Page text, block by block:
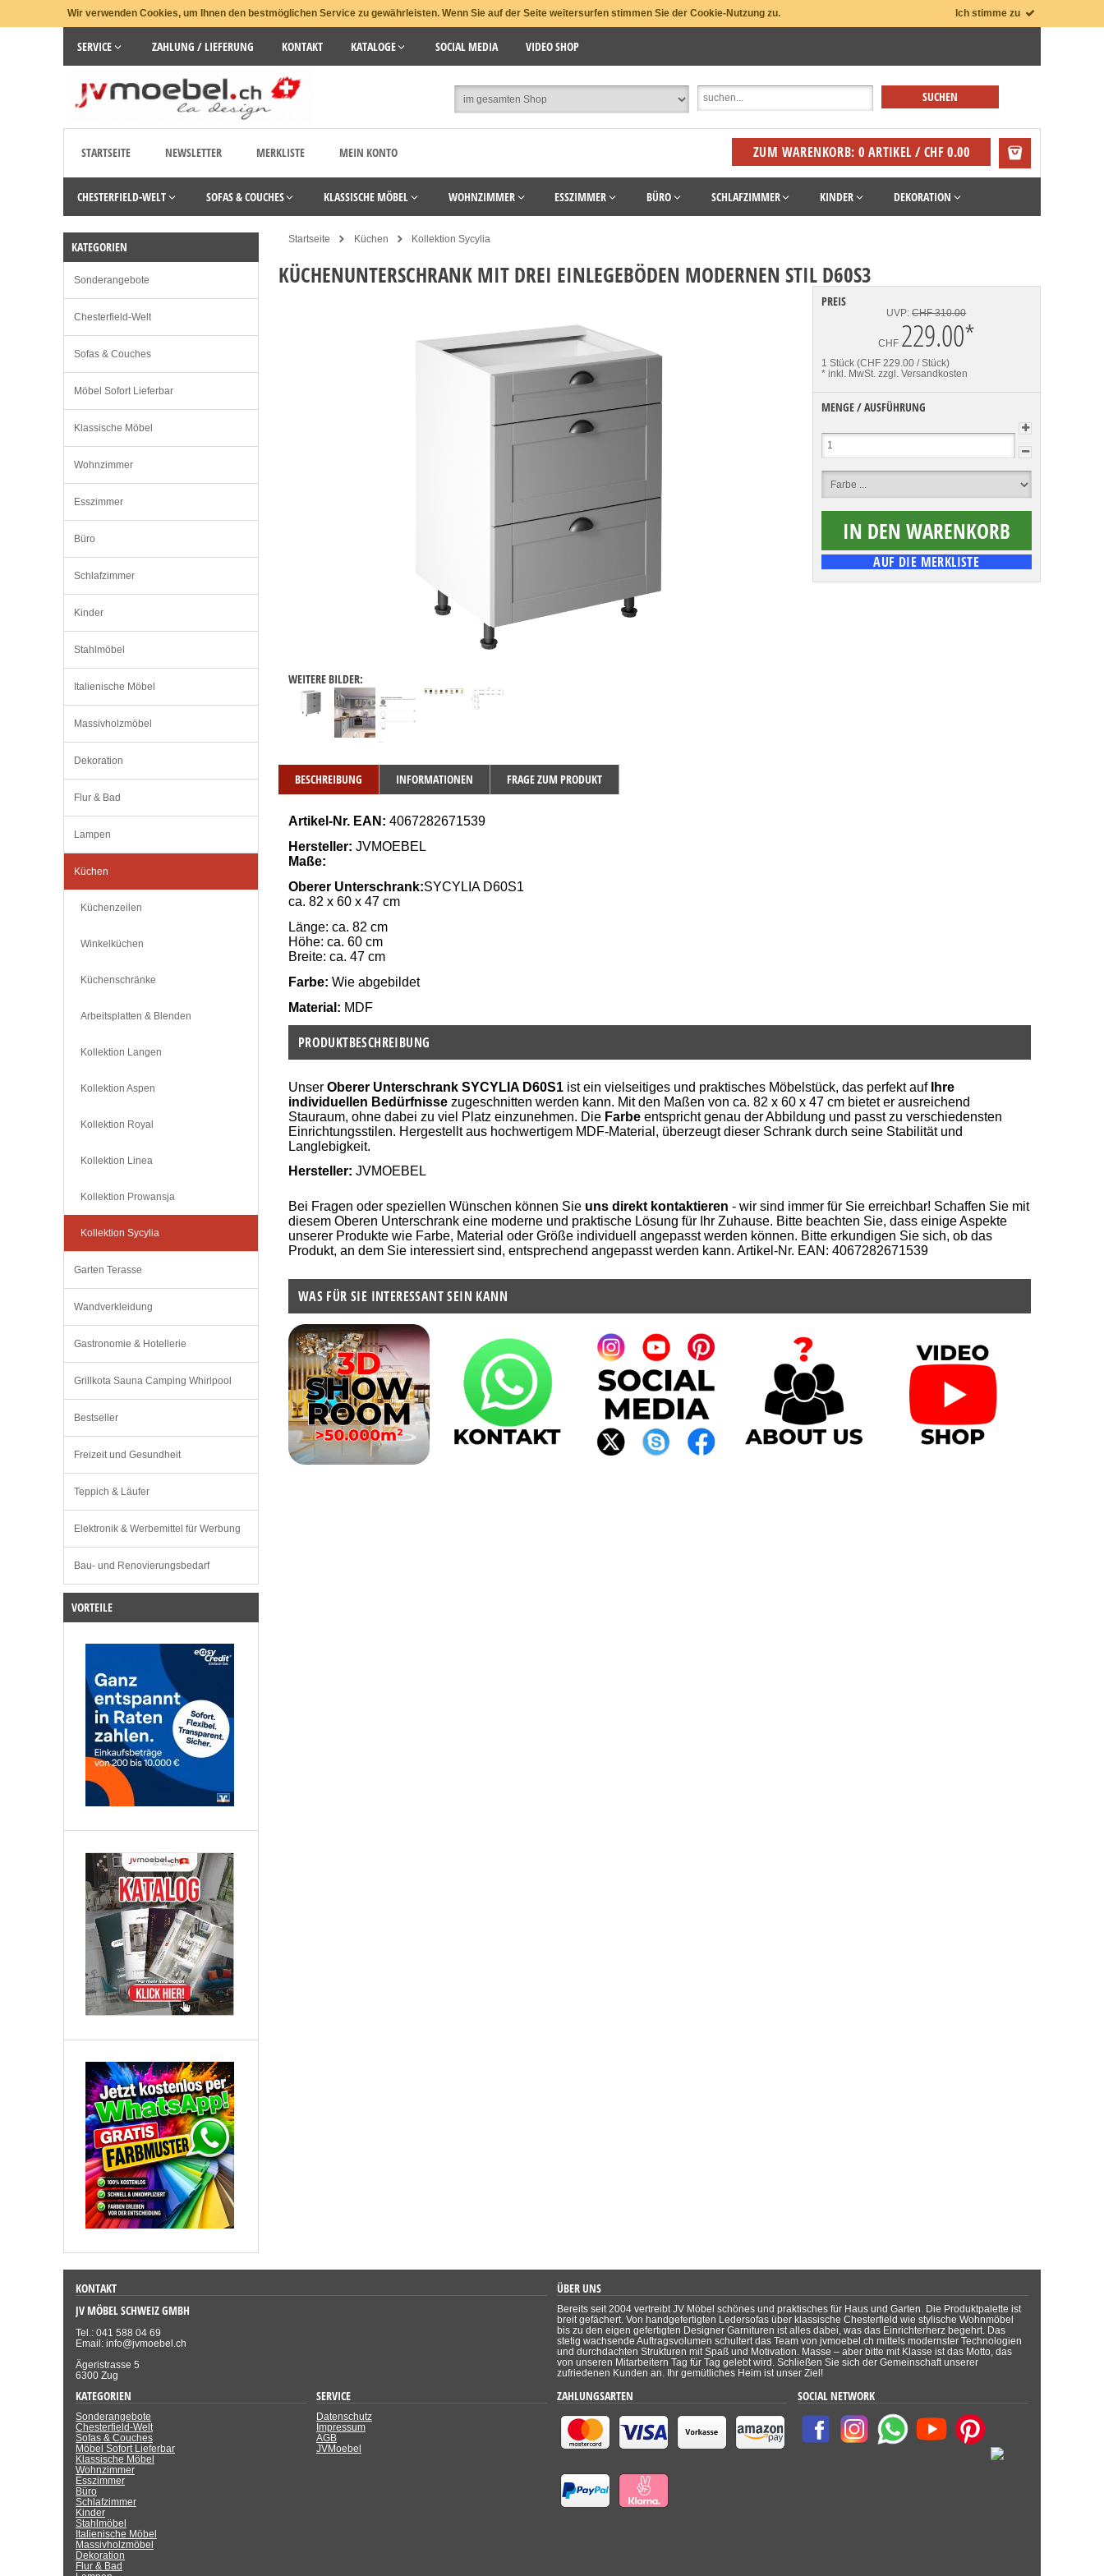
Wir verwenden Cookies, um Ihnen den bestmöglichen Service zu gewährleisten. Wenn Sie auf der Seite weitersurfen stimmen Sie der Cookie-Nutzung zu. Ich stimme zu
SERVICE ZAHLUNG / LIEFERUNG KONTAKT KATALOGE SOCIAL MEDIA VIDEO SHOP
STARTSEITE NEWSLETTER MERKLISTE MEIN KONTO ZUM WARENKORB: 0 ARTIKEL / CHF 0.00
CHESTERFIELD-WELT SOFAS & COUCHES KLASSISCHE MÖBEL WOHNZIMMER ESSZIMMER BÜRO SCHLAFZIMMER KINDER DEKORATION
Startseite Küchen Kollektion Sycylia
KÜCHENUNTERSCHRANK MIT DREI EINLEGEBÖDEN MODERNEN STIL D60S3
WEITERE BILDER:
PREIS
UVP:CHF 310.00
CHF 229.00*
1 Stück (CHF 229.00 / Stück)
* inkl. MwSt. zzgl. Versandkosten
MENGE / AUSFÜHRUNG
BESCHREIBUNG INFORMATIONEN FRAGE ZUM PRODUKT
Artikel-Nr. EAN: 4067282671539
Hersteller: JVMOEBEL
Maße:
Oberer Unterschrank:SYCYLIA D60S1
ca. 82 x 60 x 47 cm
Länge: ca. 82 cm
Höhe: ca. 60 cm
Breite: ca. 47 cm
Farbe: Wie abgebildet
Material: MDF
PRODUKTBESCHREIBUNG
Unser Oberer Unterschrank SYCYLIA D60S1ist ein vielseitiges und praktisches Möbelstück, das perfekt auf Ihre
individuellen Bedürfnissezugeschnitten werden kann. Mit den Maßen von ca. 82 x 60 x 47 cm bietet er ausreichend
Stauraum, ohne dabei zu viel Platz einzunehmen. Die Farbeentspricht genau der Abbildung und passt zu verschiedensten
Einrichtungsstilen. Hergestellt aus hochwertigem MDF-Material, überzeugt dieser Schrank durch seine Stabilität und
Langlebigkeit.
Hersteller: JVMOEBEL
Bei Fragen oder speziellen Wünschen können Sie uns direkt kontaktieren - wir sind immer für Sie erreichbar! Schaffen Sie mit
diesem Oberen Unterschrank eine moderne und praktische Lösung für Ihr Zuhause. Bitte beachten Sie, dass einige Aspekte
unserer Produkte wie Farbe, Material oder Größe individuell angepasst werden können. Bitte erkundigen Sie sich, ob das
Produkt, an dem Sie interessiert sind, entsprechend angepasst werden kann. Artikel-Nr. EAN: 4067282671539
WAS FÜR SIE INTERESSANT SEIN KANN
KATEGORIEN
Sonderangebote
Chesterfield-Welt
Sofas & Couches
Möbel Sofort Lieferbar
Klassische Möbel
Wohnzimmer
Esszimmer
Büro
Schlafzimmer
Kinder
Stahlmöbel
Italienische Möbel
Massivholzmöbel
Dekoration
Flur & Bad
Lampen
Küchen
Küchenzeilen
Winkelküchen
Küchenschränke
Arbeitsplatten & Blenden
Kollektion Langen
Kollektion Aspen
Kollektion Royal
Kollektion Linea
Kollektion Prowansja
Kollektion Sycylia
Garten Terasse
Wandverkleidung
Gastronomie & Hotellerie
Grillkota Sauna Camping Whirlpool
Bestseller
Freizeit und Gesundheit
Teppich & Läufer
Elektronik & Werbemittel für Werbung
Bau- und Renovierungsbedarf
VORTEILE
KONTAKT
JV MÖBEL SCHWEIZ GMBH
Tel.: 041 588 04 69
Email: info@jvmoebel.ch
Ägeristrasse 5
6300 Zug
ÜBER UNS
Bereits seit 2004 vertreibt JV Möbel schönes und praktisches für Haus und Garten. Die Produktpalette ist
breit gefächert. Von handgefertigten Ledersofas über klassische Chesterfield wie stylische Wohnmöbel
bis zu den eigen gefertigten Designer Garnituren ist alles dabei, was das Einrichterherz begehrt. Das
stetig wachsende Auftragsvolumen schultert das Team von jvmoebel.ch mittels modernster Technologien
und durchdachten Strukturen mit Spaß und Motivation. Masse – aber bitte mit Klasse ist das Motto, das
von unseren Mitarbeitern Tag für Tag gelebt wird. Schließen Sie sich der Gemeinschaft unserer
zufriedenen Kunden an. Ihr gemütliches Heim ist unser Ziel!
KATEGORIEN
Sonderangebote
Chesterfield-Welt
Sofas & Couches
Möbel Sofort Lieferbar
Klassische Möbel
Wohnzimmer
Esszimmer
Büro
Schlafzimmer
Kinder
Stahlmöbel
Italienische Möbel
Massivholzmöbel
Dekoration
Flur & Bad
SERVICE
Datenschutz
Impressum
AGB
JVMoebel
ZAHLUNGSARTEN SOCIAL NETWORK